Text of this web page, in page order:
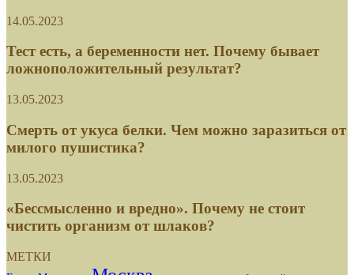
14.05.2023
Тест есть, а беременности нет. Почему бывает
ложноположительный результат?
13.05.2023
Смерть от укуса белки. Чем можно заразиться от
милого пушистика?
13.05.2023
«Бессмысленно и вредно». Почему не стоит
чистить организм от шлаков?
МЕТКИ